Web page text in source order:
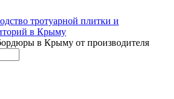
в Крыму от производителя